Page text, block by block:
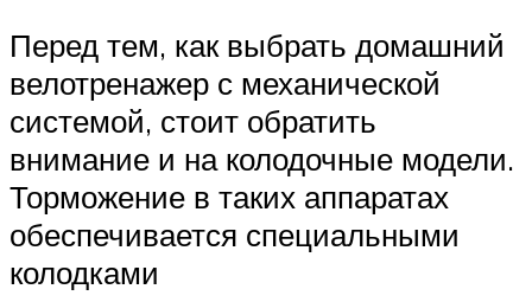
Перед тем, как выбрать домашний
велотренажер с механической
системой, стоит обратить
внимание и на колодочные модели.
Торможение в таких аппаратах
обеспечивается специальными
колодками